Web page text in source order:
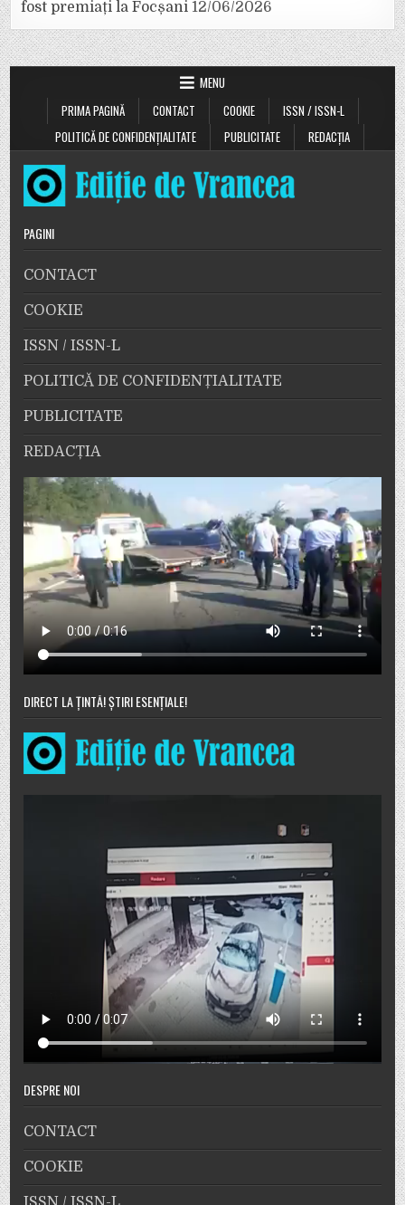
fost premiați la Focșani 12/06/2026
MENU
PRIMA PAGINĂ
CONTACT COOKIE
ISSN / ISSN-L
POLITICĂ DE CONFIDENȚIALITATE
PUBLICITATE REDACȚIA
PAGINI
CONTACT
COOKIE
ISSN / ISSN-L
POLITICĂ DE CONFIDENȚIALITATE
PUBLICITATE
REDACȚIA
DIRECT LA ȚINTĂ! ȘTIRI ESENȚIALE!
DESPRE NOI
CONTACT
COOKIE